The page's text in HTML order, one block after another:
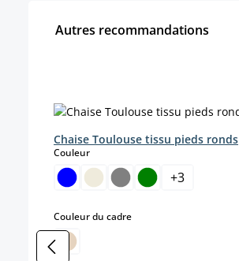
Autres recommandations
Chaise Toulouse tissu pieds ronds
Couleurselect
+3
Couleur du cadreselect